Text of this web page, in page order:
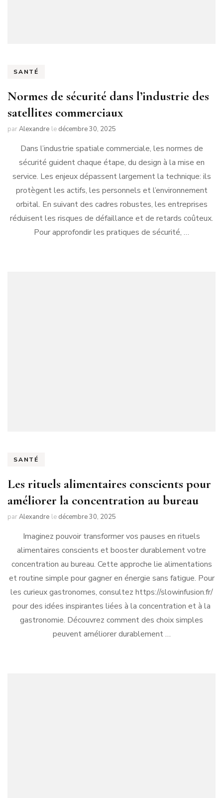
SANTÉ
Normes de sécurité dans l’industrie des
satellites commerciaux
parAlexandre le décembre 30, 2025
Dans l’industrie spatiale commerciale, les normes de
sécurité guident chaque étape, du design à la mise en
service. Les enjeux dépassent largement la technique: ils
protègent les actifs, les personnels et l’environnement
orbital. En suivant des cadres robustes, les entreprises
réduisent les risques de défaillance et de retards coûteux.
Pour approfondir les pratiques de sécurité, …
SANTÉ
Les rituels alimentaires conscients pour
améliorer la concentration au bureau
parAlexandre le décembre 30, 2025
Imaginez pouvoir transformer vos pauses en rituels
alimentaires conscients et booster durablement votre
concentration au bureau. Cette approche lie alimentations
et routine simple pour gagner en énergie sans fatigue. Pour
les curieux gastronomes, consultez https://slowinfusion.fr/
pour des idées inspirantes liées à la concentration et à la
gastronomie. Découvrez comment des choix simples
peuvent améliorer durablement …